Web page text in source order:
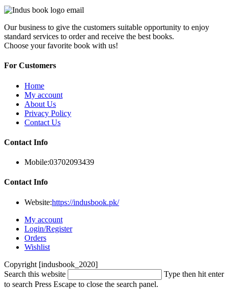
Our business to give the customers suitable opportunity to enjoy
standard services to order and receive the best books.
Choose your favorite book with us!
For Customers
Home
My account
About Us
Privacy Policy
Contact Us
Contact Info
Mobile:03702093439
Contact Info
Website:https://indusbook.pk/
My account
Login/Register
Orders
Wishlist
Copyright [indusbook_2020]
Search this website
Type then hit enter
to search Press Escape to close the search panel.